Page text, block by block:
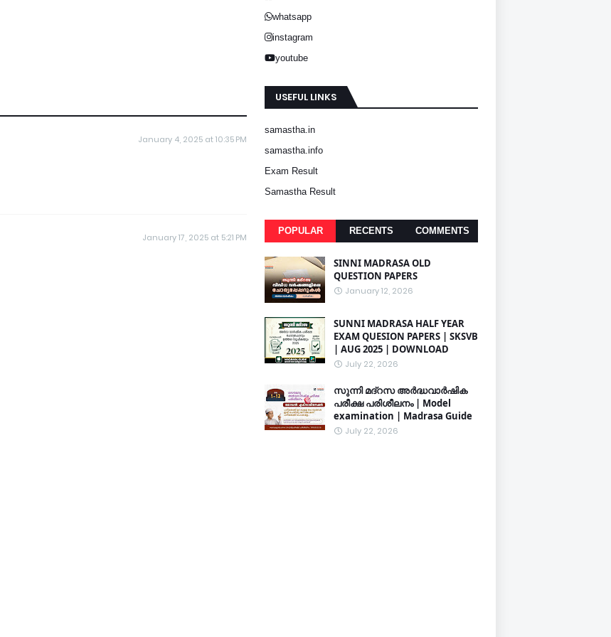
January 4, 2025 at 10:35 PM
January 17, 2025 at 5:21 PM
whatsapp
instagram
youtube
USEFUL LINKS
samastha.in
samastha.info
Exam Result
Samastha Result
POPULAR RECENTS COMMENTS
SINNI MADRASA OLD
QUESTION PAPERS
January 12, 2026
SUNNI MADRASA HALF YEAR
EXAM QUESION PAPERS | SKSVB
| AUG 2025 | DOWNLOAD
July 22, 2026
സുന്നി മദ്റസ അർദ്ധവാർഷിക
പരീക്ഷ പരിശീലനം | Model
examination | Madrasa Guide
July 22, 2026